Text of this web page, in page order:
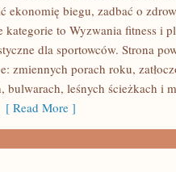
ekonomię biegu, zadbać o
kategorie to Wyzwania fitness i
dla sportowców. Strona
zmiennych porach roku,
bulwarach, leśnych ścieżkach i
[ Read More ]